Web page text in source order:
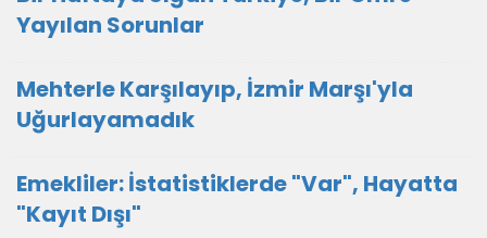
Yayılan Sorunlar
Mehterle Karşılayıp, İzmir Marşı'yla
Uğurlayamadık
Emekliler: İstatistiklerde "Var", Hayatta
"Kayıt Dışı"